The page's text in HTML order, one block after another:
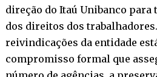
direção do Itaú Unibanco para
dos direitos dos
reivindicações da entidade
compromisso formal que